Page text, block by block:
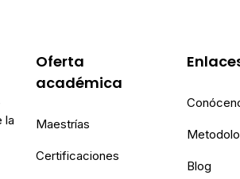
la
Oferta
académica
Maestrías
Certificaciones
Blog